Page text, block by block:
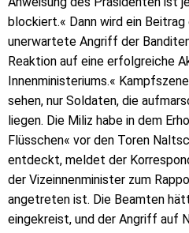
blockiert.« Dann wird ein
unerwartete Angriff der
Reaktion auf eine erfolgreiche
Innenministeriums.«
sehen, nur Soldaten, die
liegen. Die Miliz habe in dem
Flüsschen« vor den Toren
entdeckt, meldet der
der Vizeinnenminister zum
angetreten ist. Die Beamten
eingekreist, und der Angriff auf